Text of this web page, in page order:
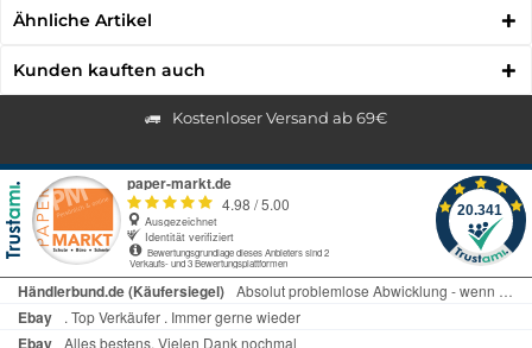
Ähnliche Artikel
Kunden kauften auch
Kostenloser Versand ab 69€